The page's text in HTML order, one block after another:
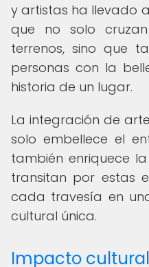
y artistas ha llevado
que no solo
terrenos, sino que
personas con la
historia de un lugar.
La integración de
solo embellece el
también enriquece
transitan por estas
cada travesía en
cultural única.
Impacto